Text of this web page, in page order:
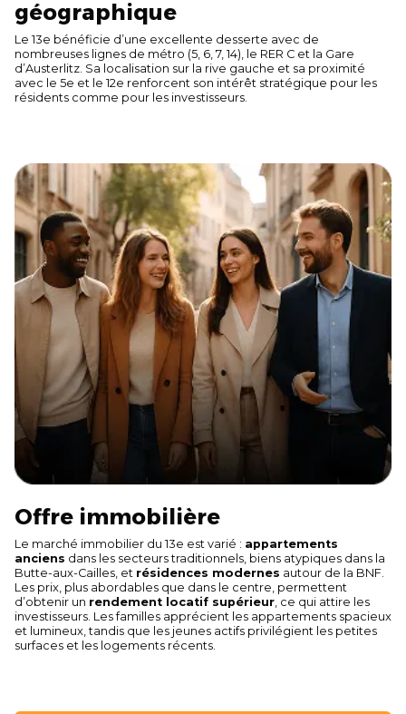
géographique
Le 13e bénéficie d’une excellente desserte avec de
nombreuses lignes de métro (5, 6, 7, 14), le RER C et la Gare
d’Austerlitz. Sa localisation sur la rive gauche et sa proximité
avec le 5e et le 12e renforcent son intérêt stratégique pour les
résidents comme pour les investisseurs.
Offre immobilière
Le marché immobilier du 13e est varié : appartements
anciens dans les secteurs traditionnels, biens atypiques dans la
Butte-aux-Cailles, et résidences modernes autour de la BNF.
Les prix, plus abordables que dans le centre, permettent
d’obtenir un rendement locatif supérieur , ce qui attire les
investisseurs. Les familles apprécient les appartements spacieux
et lumineux, tandis que les jeunes actifs privilégient les petites
surfaces et les logements récents.